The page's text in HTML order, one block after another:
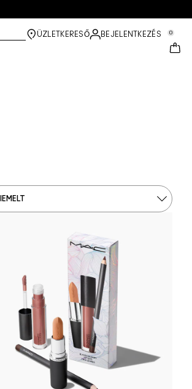
ÜZLETKERESŐ BEJELENTKEZÉS 0